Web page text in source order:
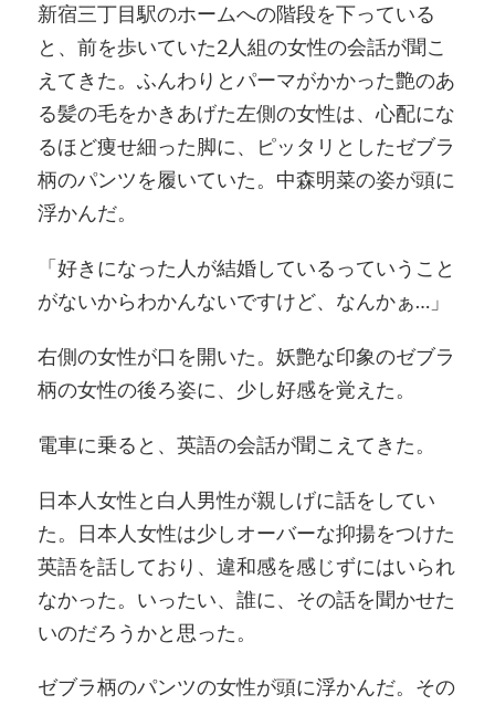
新宿三丁目駅のホームへの階段を下っている
と、前を歩いていた2人組の女性の会話が聞こ
えてきた。ふんわりとパーマがかかった艶のあ
る髪の毛をかきあげた左側の女性は、心配にな
るほど痩せ細った脚に、ピッタリとしたゼブラ
柄のパンツを履いていた。中森明菜の姿が頭に
浮かんだ。
「好きになった人が結婚しているっていうこと
がないからわかんないですけど、なんかぁ…」
右側の女性が口を開いた。妖艶な印象のゼブラ
柄の女性の後ろ姿に、少し好感を覚えた。
電車に乗ると、英語の会話が聞こえてきた。
日本人女性と白人男性が親しげに話をしてい
た。日本人女性は少しオーバーな抑揚をつけた
英語を話しており、違和感を感じずにはいられ
なかった。いったい、誰に、その話を聞かせた
いのだろうかと思った。
ゼブラ柄のパンツの女性が頭に浮かんだ。その